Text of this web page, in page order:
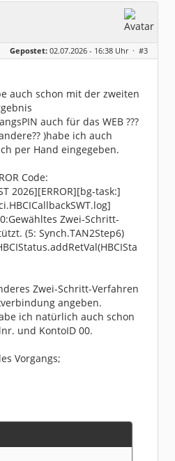
Aufgetretene Fehlermeld
error while opening p
exception is:
eines HBCIHandler Objekt
Fehler beim Erzeugen
Fehler beim Registrie
Fehler beim Ermitteln
Fehler beim Ermitteln
Gepostet: 02.07.2026 - 16:38 Uhr · #3
auch schon mit der zweiten
auch für das WEB ???
)habe ich auch
per Hand eingegeben.
Code:
2026][ERROR][bg-task:]
Zwei-Schritt-
(5: Synch.TAN2Step6)
Zwei-Schritt-Verfahren
angeben.
ich natürlich auch schon
und KontoID 00.
Vorgangs;